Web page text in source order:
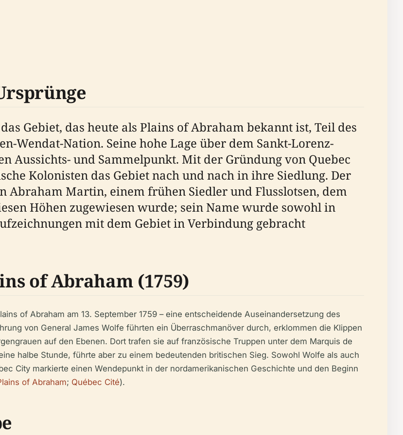
Gebiet, das heute als Plains of Abraham bekannt ist, Teil des
Nation. Seine hohe Lage über dem Sankt-Lorenz-
Aussichts- und Sammelpunkt. Mit der Gründung von Quebec
Kolonisten das Gebiet nach und nach in ihre Siedlung. Der
Abraham Martin, einem frühen Siedler und Flusslotsen, dem
Höhen zugewiesen wurde; sein Name wurde sowohl in
mit dem Gebiet in Verbindung gebracht
of Abraham (1759)
of Abraham am 13. September 1759 – eine entscheidende Auseinandersetzung des
von General James Wolfe führten ein Überraschmanöver durch, erklommen die Klippen
auf den Ebenen. Dort trafen sie auf französische Truppen unter dem Marquis de
halbe Stunde, führte aber zu einem bedeutenden britischen Sieg. Sowohl Wolfe als auch
City markierte einen Wendepunkt in der nordamerikanischen Geschichte und den Beginn
of Abraham; Québec Cité).